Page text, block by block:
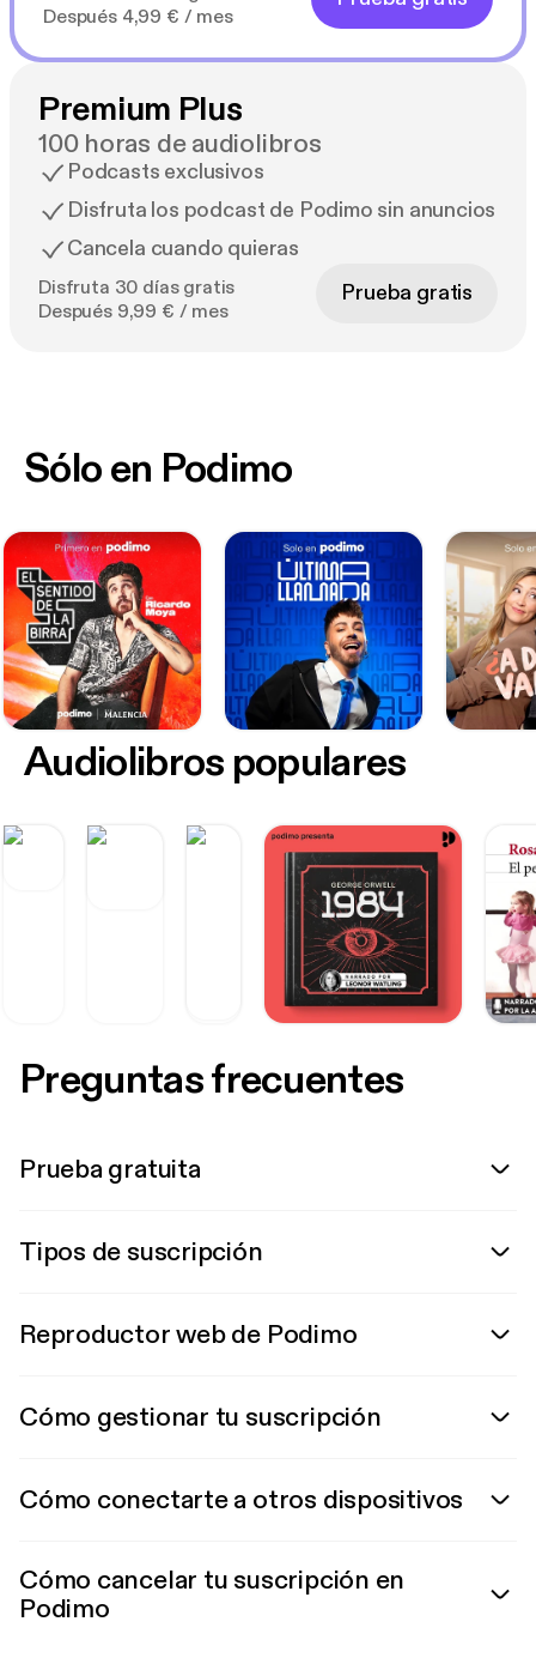
Después 4,99 € / mes
Premium Plus
100 horas de audiolibros
Podcasts exclusivos
Disfruta los podcast de Podimo sin anuncios
Cancela cuando quieras
Disfruta 30 días gratis
Después 9,99 € / mes
Prueba gratis
Sólo en Podimo
Audiolibros populares
Preguntas frecuentes
Prueba gratuita
Tipos de suscripción
Reproductor web de Podimo
Cómo gestionar tu suscripción
Cómo conectarte a otros dispositivos
Cómo cancelar tu suscripción en
Podimo